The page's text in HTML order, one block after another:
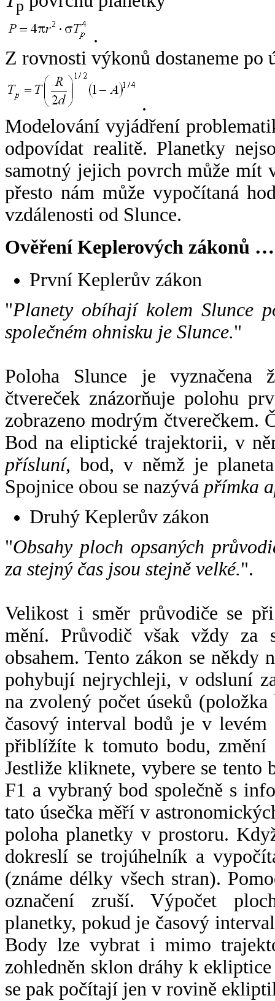
p
.
Z rovnosti výkonů dostaneme po
.
Modelování vyjádření
odpovídat realitě. Planetky
samotný jejich povrch může mít
přesto nám může vypočítaná
vzdálenosti od Slunce.
Ověření Keplerových zákonů …
První Keplerův zákon
"Planety obíhají kolem Slunce
společném ohnisku je Slunce."
Poloha Slunce je vyznačena
čtvereček znázorňuje polohu
zobrazeno modrým čtverečkem.
Bod na eliptické trajektorii, v
přísluní, bod, v němž je
Spojnice obou se nazývá přímka
Druhý Keplerův zákon
"Obsahy ploch opsaných
za stejný čas jsou stejně velké.".
Velikost i směr průvodiče se
mění. Průvodič však vždy za
obsahem. Tento zákon se někdy
pohybují nejrychleji, v odsluní
na zvolený počet úseků
časový interval bodů je v
přiblížíte k tomuto bodu,
Jestliže kliknete, vybere se tento
F1 a vybraný bod společně s
tato úsečka měří v
poloha planetky v prostoru.
dokreslí se trojúhelník a
(známe délky všech stran).
označení zruší. Výpočet
planetky, pokud je časový
Body lze vybrat i mimo
zohledněn sklon dráhy k
se pak počítají jen v rovině